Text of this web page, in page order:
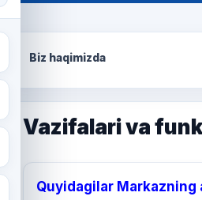
Biz haqimizda
Vazifalari va
Quyidagilar